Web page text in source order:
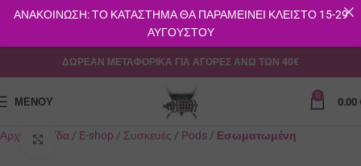
ΔΩΡΕΑΝ ΜΕΤΑΦΟΡΙΚΑ ΓΙΑ ΑΓΟΡΕΣ ΑΝΩ ΤΩΝ 40€
ΜΕΝΟΎ 0 0.00
Αρχική σελίδα E-shop Συσκευές Pods Εσωματωμένη
Κλικ για μεγέθυνση
ΑΝΑΚΟΙΝΩΣΗ: ΤΟ ΚΑΤΑΣΤΗΜΑ ΘΑ ΠΑΡΑΜΕΙΝΕΙ ΚΛΕΙΣΤΟ 15-29
ΑΥΓΟΥΣΤΟΥ